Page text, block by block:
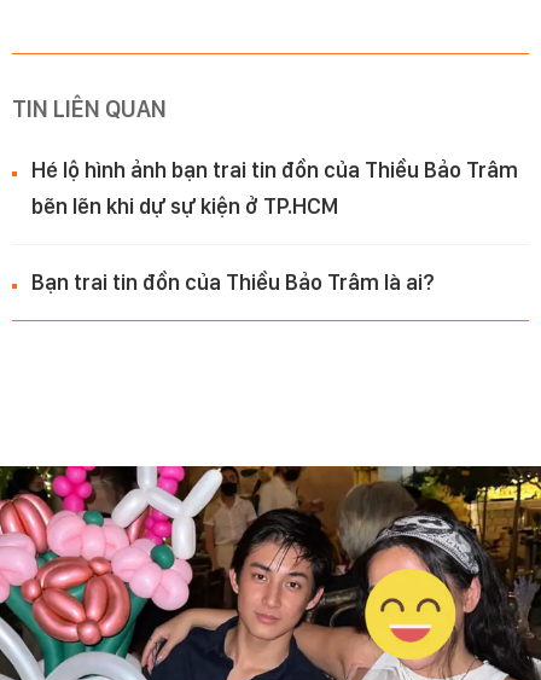
TIN LIÊN QUAN
Hé lộ hình ảnh bạn trai tin đồn của Thiều Bảo Trâm
bẽn lẽn khi dự sự kiện ở TP.HCM
Bạn trai tin đồn của Thiều Bảo Trâm là ai?